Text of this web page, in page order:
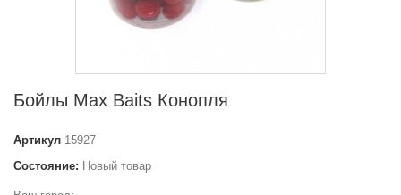
Бойлы Max Baits Конопля
Артикул 15927
Состояние: Новый товар